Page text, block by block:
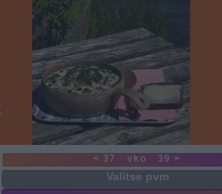
< 37 vko 39 >